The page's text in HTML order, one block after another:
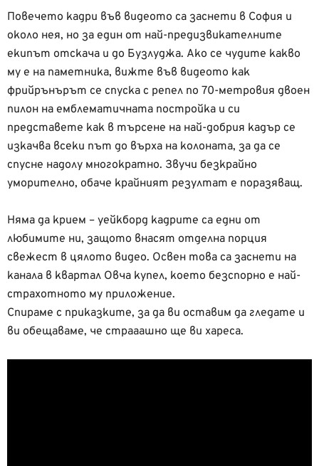
Повечето кадри във видеото са заснети в София и
около нея, но за един от най-предизвикателните
екипът отскача и до Бузлуджа. Ако се чудите какво
му е на паметника, вижте във видеото как
фрийрънърът се спуска с репел по 70-метровия двоен
пилон на емблематичната постройка и си
представете как в търсене на най-добрия кадър се
изкачва всеки път до върха на колоната, за да се
спусне надолу многократно. Звучи безкрайно
уморително, обаче крайният резултат е поразяващ.
Няма да крием – уейкборд кадрите са едни от
любимите ни, защото внасят отделна порция
свежест в цялото видео. Освен това са заснети на
канала в квартал Овча купел, което безспорно е най-
страхотното му приложение.
Спираме с приказките, за да ви оставим да гледате и
ви обещаваме, че страаашно ще ви хареса.